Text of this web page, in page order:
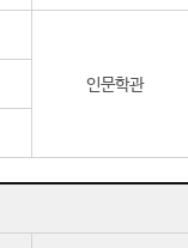
인문학관